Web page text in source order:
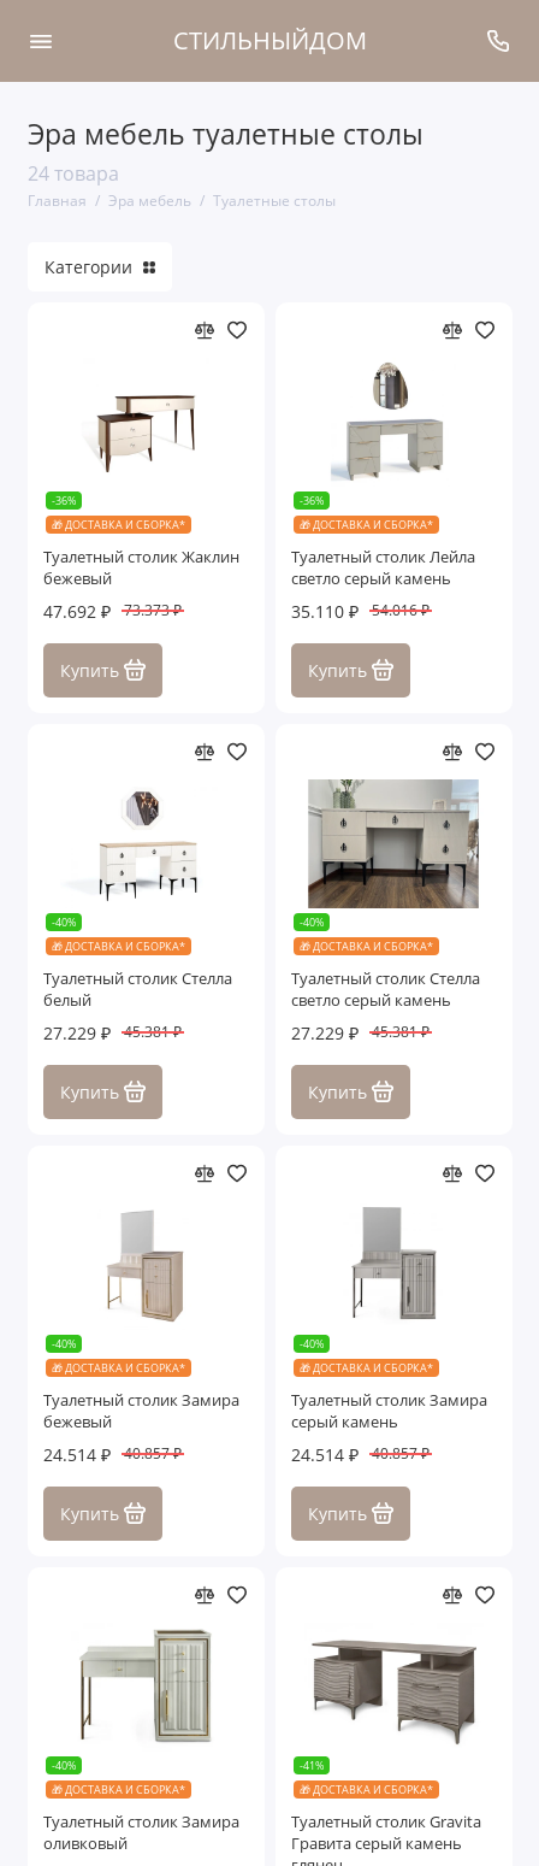
СТИЛЬНЫЙДОМ
Эра мебель туалетные столы
24 товара
Главная Эра мебель Туалетные столы
Cпальни
Кровати
Туалетные столы
Гостиные
Мягкая мебель
Стулья
Пуфики
Столы
Зеркала
Ящики с под. механизмом
Аделина
Алсу
Ассоль
Гравита
Джоконда
Жаклин
Замира
Илона
Лали
Лейла
Марселла
Мишель
Категории
-36%
🎁 ДОСТАВКА И СБОРКА*
Туалетный столик Жаклин
бежевый
47.692 ₽ 73.373 ₽
Купить
-36%
🎁 ДОСТАВКА И СБОРКА*
Туалетный столик Лейла
светло серый камень
35.110 ₽ 54.016 ₽
Купить
-40%
🎁 ДОСТАВКА И СБОРКА*
Туалетный столик Стелла
белый
27.229 ₽ 45.381 ₽
Купить
-40%
🎁 ДОСТАВКА И СБОРКА*
Туалетный столик Стелла
светло серый камень
27.229 ₽ 45.381 ₽
Купить
-40%
🎁 ДОСТАВКА И СБОРКА*
Туалетный столик Замира
бежевый
24.514 ₽ 40.857 ₽
Купить
-40%
🎁 ДОСТАВКА И СБОРКА*
Туалетный столик Замира
серый камень
24.514 ₽ 40.857 ₽
Купить
-40%
🎁 ДОСТАВКА И СБОРКА*
Туалетный столик Замира
оливковый
-41%
🎁 ДОСТАВКА И СБОРКА*
Туалетный столик Gravita
Гравита серый камень